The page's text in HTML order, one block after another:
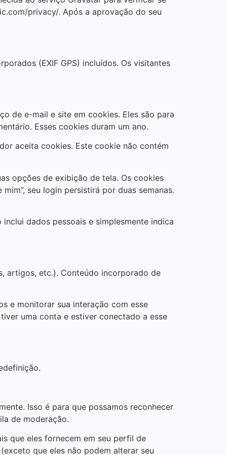
privacy/. Após a aprovação do seu
(EXIF GPS) incluídos. Os visitantes
de e-mail e site em cookies. Eles são para
Esses cookies duram um ano.
aceita cookies. Este cookie não contém
opções de exibição de tela. Os cookies
seu login persistirá por duas semanas.
dados pessoais e simplesmente indica
artigos, etc.). Conteúdo incorporado de
e monitorar sua interação com esse
uma conta e estiver conectado a esse
Isso é para que possamos reconhecer
de moderação.
que eles fornecem em seu perfil de
que eles não podem alterar seu